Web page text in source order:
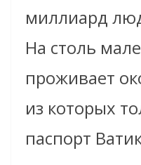
миллиард
На столь
проживает
из которых
паспорт